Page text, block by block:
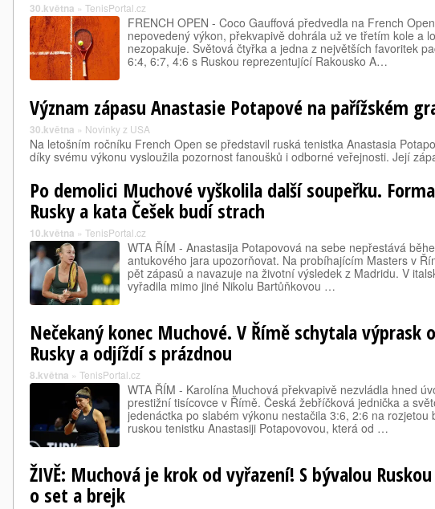
30.května » TenisPortal.cz
FRENCH OPEN - Coco Gauffová předvedla na French
nepovedený výkon, překvapivě dohrála už ve třetím kole a
nezopakuje. Světová čtyřka a jedna z největších favoritek
6:4, 6:7, 4:6 s Ruskou reprezentující Rakousko A…
Význam zápasu Anastasie Potapové na pařížském
30.května » Novinky z USA
Na letošním ročníku French Open se představil ruská tenistka Anastasia
díky svému výkonu vysloužila pozornost fanoušků i odborné veřejnosti. Její
Po demolici Muchové vyškolila další soupeřku.
Rusky a kata Češek budí strach
10.května » TenisPortal.cz
WTA ŘÍM - Anastasija Potapovová na sebe nepřestává
antukového jara upozorňovat. Na probíhajícím Masters v
pět zápasů a navazuje na životní výsledek z Madridu. V
vyřadila mimo jiné Nikolu Bartůňkovou …
Nečekaný konec Muchové. V Římě schytala výprask
Rusky a odjíždí s prázdnou
8.května » TenisPortal.cz
WTA ŘÍM - Karolína Muchová překvapivě nezvládla hned
prestižní tisícovce v Římě. Česká žebříčková jednička a
jedenáctka po slabém výkonu nestačila 3:6, 2:6 na rozjetou
ruskou tenistku Anastasiji Potapovovou, která od …
ŽIVĚ: Muchová je krok od vyřazení! S bývalou
o set a brejk